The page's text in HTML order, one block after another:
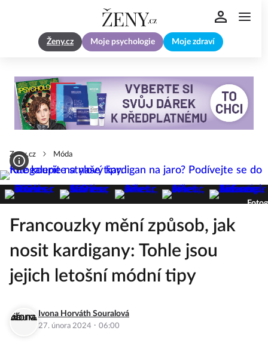
Ženy.cz Moje psychologie Moje zdraví
Zeny.cz Móda
Francouzky mění způsob, jak
nosit kardigany: Tohle jsou
jejich letošní módní tipy
Ivona Horváth Souralová
27. února 2024 · 06:00